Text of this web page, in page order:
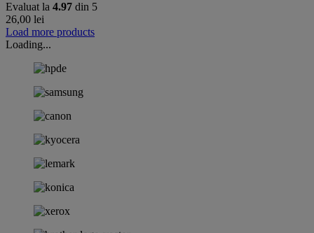
Evaluat la 4.97 din 5
26,00 lei
Load more products
Loading...